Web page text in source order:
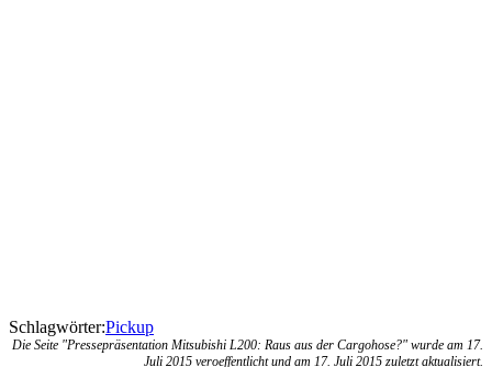
Schlagwörter:Pickup
Die Seite "Pressepräsentation Mitsubishi L200: Raus aus der Cargohose?" wurde am 17.
Juli 2015 veroeffentlicht und am 17. Juli 2015 zuletzt aktualisiert.